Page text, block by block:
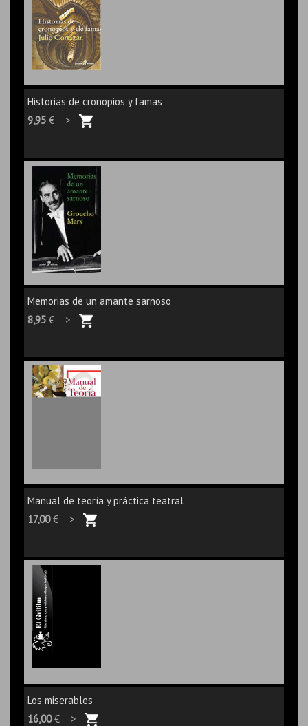
Historias de cronopios y famas
9,95 € >
Memorias de un amante sarnoso
8,95 € >
Manual de teoría y práctica teatral
17,00€ >
Los miserables
16,00€ >